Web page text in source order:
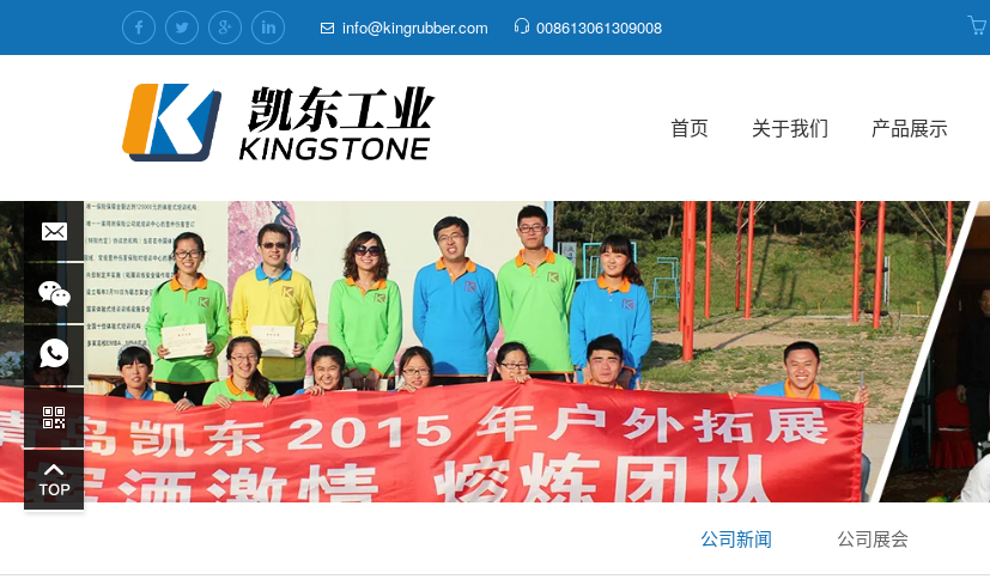
info@kingrubber.com 008613061309008
首页 关于我们 产品展示
公司新闻 公司展会